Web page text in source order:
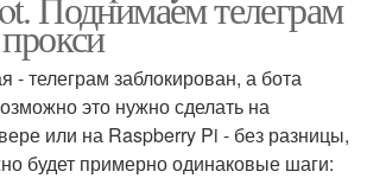
- телеграм заблокирован, а бота
это нужно сделать на
или на Raspberry Pi - без разницы,
будет примерно одинаковые шаги: